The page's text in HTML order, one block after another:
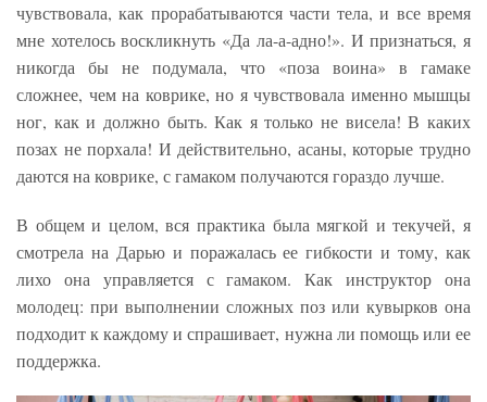
чувствовала, как прорабатываются части тела, и все время
мне хотелось воскликнуть «Да ла-а-адно!». И признаться, я
никогда бы не подумала, что «поза воина» в гамаке
сложнее, чем на коврике, но я чувствовала именно мышцы
ног, как и должно быть. Как я только не висела! В каких
позах не порхала! И действительно, асаны, которые трудно
даются на коврике, с гамаком получаются гораздо лучше.
В общем и целом, вся практика была мягкой и текучей, я
смотрела на Дарью и поражалась ее гибкости и тому, как
лихо она управляется с гамаком. Как инструктор она
молодец: при выполнении сложных поз или кувырков она
подходит к каждому и спрашивает, нужна ли помощь или ее
поддержка.